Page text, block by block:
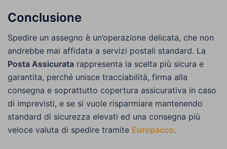
Conclusione
Spedire un assegno è un’operazione delicata, che non
andrebbe mai affidata a servizi postali standard. La
Posta Assicurata rappresenta la scelta più sicura e
garantita, perché unisce tracciabilità, firma alla
consegna e soprattutto copertura assicurativa in caso
di imprevisti, e se si vuole risparmiare mantenendo
standard di sicurezza elevati ed una consegna più
veloce valuta di spedire tramite Europacco.